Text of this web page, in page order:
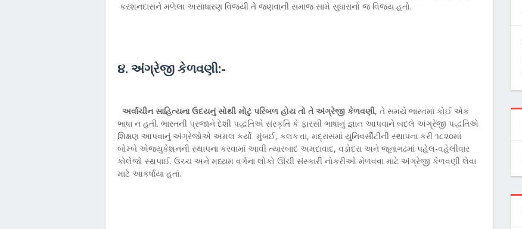
કરશનદાસને મળેલા અસાધારણ વિજયી તે જણવાની સમાજ સામે સુધારાનો જ વિજય હતો.
૪. અંગ્રેજી કેળવણી:-
અર્વાચીન સાહિત્યના ઉદયનું સોથી મોટું પરિબળ હોય તો તે અંગ્રેજી કેળવણી, તે સમયે ભારતમાં કોઈ એક
ભાષા ન હતી. ભારતની પ્રજાને દેશી પદ્ધતિએ સંસ્કૃતિ કે ફારસી ભાષાનું જ્ઞાન આપવાને બદલે અંગ્રેજી પદ્ધતિએ
શિક્ષણ આપવાનું અંગ્રેજોએ અમલ કર્યો. મુંબઈ, કલકત્તા, મદ્રાસમાં યુનિવર્સીટીની સ્થાપના કરી ૧૮૨૦માં
બોમ્બે એજ્યુકેશનની સ્થાપના કરવામાં આવી ત્યારબાદ અમદાવાદ, વડોદરા અને જૂનાગઢમાં પહેલ-વહેલીવાર
કોલેજો સ્થપાઈ. ઉચ્ચ અને મધ્યમ વર્ગના લોકો ઊંચી સંસ્કારી નોકરીઓ મેળવવા માટે અંગ્રેજી કેળવણી લેવા
માટે આકર્ષાયા હતાં.